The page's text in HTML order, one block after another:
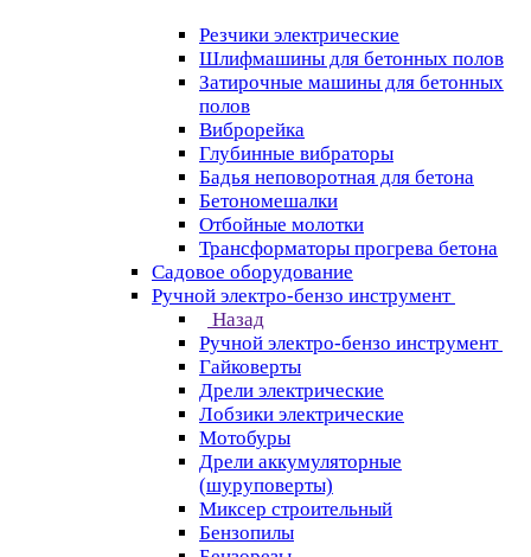
Резчики электрические
Шлифмашины для бетонных полов
Затирочные машины для бетонных
полов
Виброрейка
Глубинные вибраторы
Бадья неповоротная для бетона
Бетономешалки
Отбойные молотки
Трансформаторы прогрева бетона
Садовое оборудование
Ручной электро-бензо инструмент
Назад
Ручной электро-бензо инструмент
Гайковерты
Дрели электрические
Лобзики электрические
Мотобуры
Дрели аккумуляторные
(шуруповерты)
Миксер строительный
Бензопилы